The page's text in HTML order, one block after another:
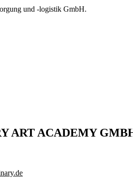
und -logistik GmbH.
ART ACADEMY